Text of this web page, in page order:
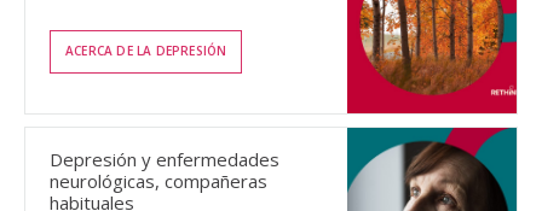
ACERCA DE LA DEPRESIÓN
Depresión y enfermedades
neurológicas, compañeras
habituales